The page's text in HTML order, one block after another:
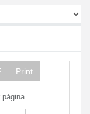
Print
página